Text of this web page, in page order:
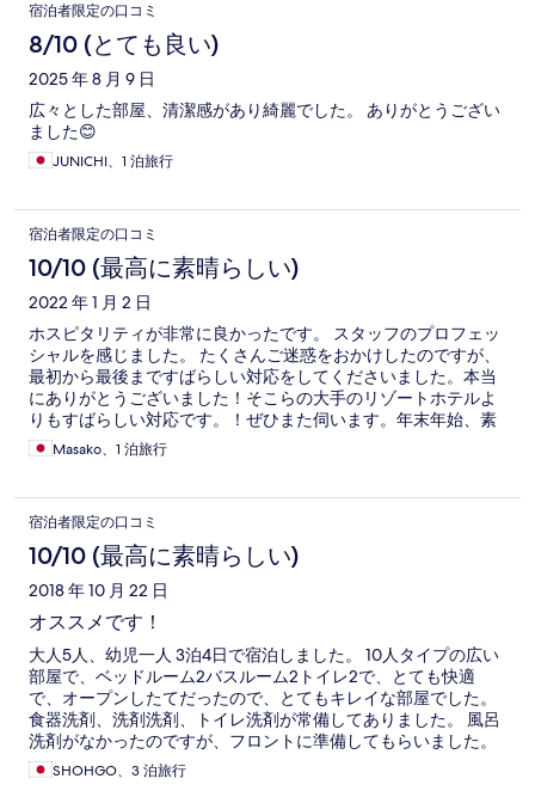
宿泊者限定の口コミ
8/10 (とても良い)
2025 年 8 月 9 日
広々とした部屋、清潔感があり綺麗でした。 ありがとうござい
ました😊
JUNICHI、1 泊旅行
宿泊者限定の口コミ
10/10 (最高に素晴らしい)
2022 年 1 月 2 日
ホスピタリティが非常に良かったです。 スタッフのプロフェッ
シャルを感じました。 たくさんご迷惑をおかけしたのですが、
最初から最後まですばらしい対応をしてくださいました。本当
にありがとうございました！そこらの大手のリゾートホテルよ
りもすばらしい対応です。！ぜひまた伺います。年末年始、素
敵なホテルで過ごせて良かったです！
Masako、1 泊旅行
宿泊者限定の口コミ
10/10 (最高に素晴らしい)
2018 年 10 月 22 日
オススメです！
大人5人、幼児一人 3泊4日で宿泊しました。 10人タイプの広い
部屋で、ベッドルーム2バスルーム2トイレ2で、とても快適
で、オープンしたてだったので、とてもキレイな部屋でした。
食器洗剤、洗剤洗剤、トイレ洗剤が常備してありました。 風呂
洗剤がなかったのですが、フロントに準備してもらいました。
キッチンは食器類が充実していて、良かったです。でもキッチ
ンが狭くて、水切りカゴを置くと調理スペースがなく不便でし
SHOHGO、3 泊旅行